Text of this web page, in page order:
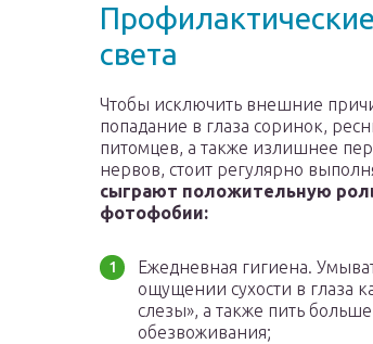
света
Чтобы исключить внешние
попадание в глаза соринок,
питомцев, а также излишнее
нервов, стоит регулярно
сыграют положительную
фотофобии:
Ежедневная гигиена.
ощущении сухости в глаза
слезы», а также пить
обезвоживания;